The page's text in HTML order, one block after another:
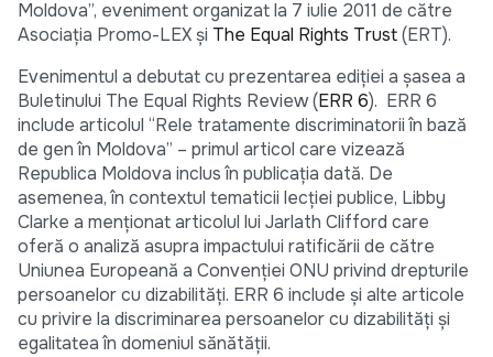
Moldova”, eveniment organizat la 7 iulie 2011 de către
Asociaţia Promo-LEX şi The Equal Rights Trust(ERT).
Evenimentul a debutat cu prezentarea ediției a șasea a
Buletinului The Equal Rights Review (ERR 6). ERR 6
include articolul “Rele tratamente discriminatorii în bază
de gen în Moldova” – primul articol care vizează
Republica Moldova inclus în publicația dată. De
asemenea, în contextul tematicii lecției publice, Libby
Clarke a menționat articolul lui Jarlath Clifford care
oferă o analiză asupra impactului ratificării de către
Uniunea Europeană a Convenţiei ONU privind drepturile
persoanelor cu dizabilități. ERR 6 include și alte articole
cu privire la discriminarea persoanelor cu dizabilități și
egalitatea în domeniul sănătății.